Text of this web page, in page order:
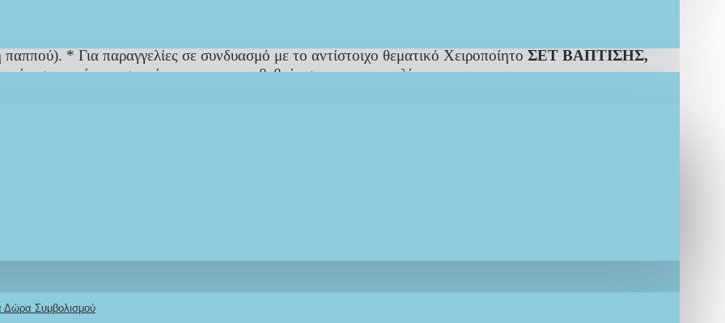
Δώρα Συμβολισμού
σε αποχρώσεις του δικού σας θέματος. Τα συγκεκριμένα έχουν σχεδιαστεί βάση του ανάλογου ΣΕΤ
Little butterfly».
* Για παραγγελίες σε συνδυασμό με το αντίστοιχο θεματικό Χειροποίητο ΣΕΤ ΒΑΠΤΙΣΗΣ,
της έκπτωσης γίνεται με την επιβεβαίωση της παραγγελίας.
λεπτομέρειες πρέπει να είναι αναμενόμενες.
τους διαφέρει ανάλογα τον φόρτο εργασίας μας